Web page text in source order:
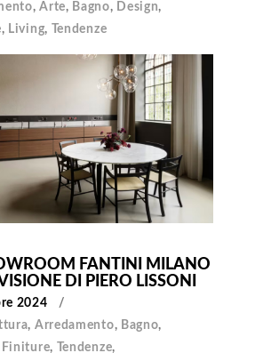
,Arte, Bagno, Design,
, Living, Tendenze
FANTINI MILANO
DI PIERO LISSONI
2024
, Arredamento, Bagno,
Finiture, Tendenze,